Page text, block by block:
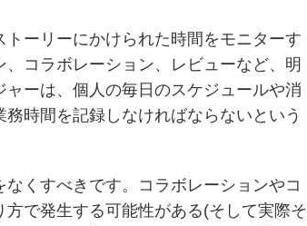
ーリーにかけられた時間をモニターす
コラボレーション、レビューなど、明
ーは、個人の毎日のスケジュールや消
時間を記録しなければならないという
くすべきです。コラボレーションやコ
で発生する可能性がある(そして実際そ